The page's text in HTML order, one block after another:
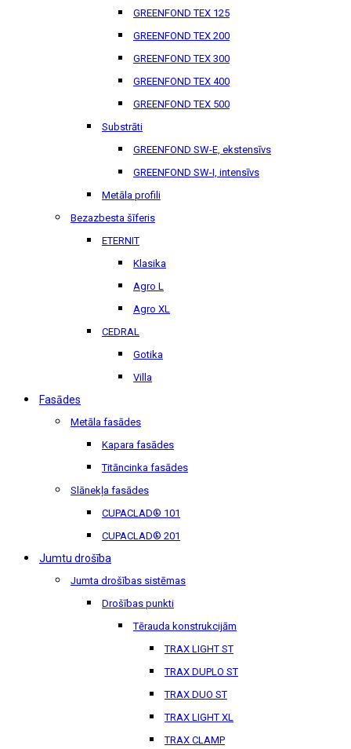
GREENFOND TEX 125
GREENFOND TEX 200
GREENFOND TEX 300
GREENFOND TEX 400
GREENFOND TEX 500
Substrāti
GREENFOND SW-E, ekstensīvs
GREENFOND SW-I, intensīvs
Metāla profili
Bezazbesta šīferis
ETERNIT
Klasika
Agro L
Agro XL
CEDRAL
Gotika
Villa
Fasādes
Metāla fasādes
Kapara fasādes
Titāncinka fasādes
Slānekļa fasādes
CUPACLAD® 101
CUPACLAD® 201
Jumtu drošība
Jumta drošības sistēmas
Drošības punkti
Tērauda konstrukcijām
TRAX LIGHT ST
TRAX DUPLO ST
TRAX DUO ST
TRAX LIGHT XL
TRAX CLAMP